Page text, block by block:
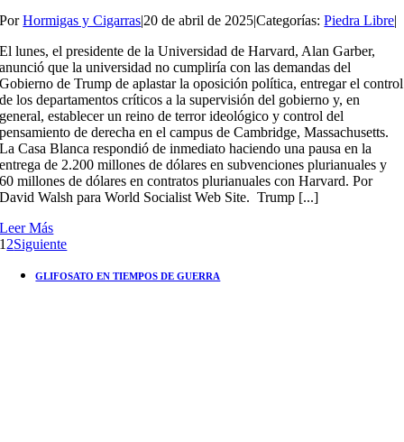
PorHormigas y Cigarras|20 de abril de 2025|Categorías:Piedra Libre|
El lunes, el presidente de la Universidad de Harvard, Alan Garber,
anunció que la universidad no cumpliría con las demandas del
Gobierno de Trump de aplastar la oposición política, entregar el control
de los departamentos críticos a la supervisión del gobierno y, en
general, establecer un reino de terror ideológico y control del
pensamiento de derecha en el campus de Cambridge, Massachusetts.
La Casa Blanca respondió de inmediato haciendo una pausa en la
entrega de 2.200 millones de dólares en subvenciones plurianuales y
60 millones de dólares en contratos plurianuales con Harvard. Por
David Walsh para World Socialist Web Site. Trump [...]
Leer Más
1 2Siguiente
GLIFOSATO EN TIEMPOS DE GUERRA